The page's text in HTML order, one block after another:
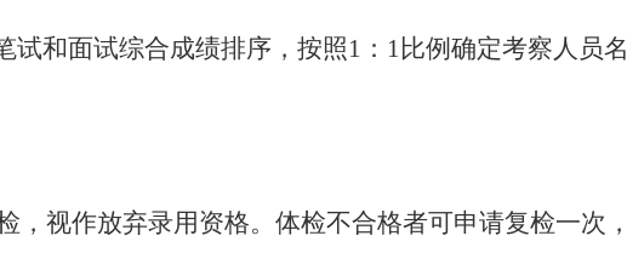
和面试综合成绩排序，按照1：1比例确定考察人员
，视作放弃录用资格。体检不合格者可申请复检一次